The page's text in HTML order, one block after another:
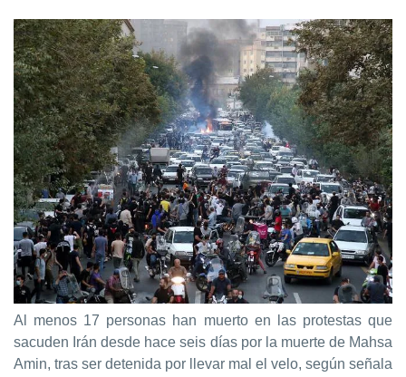
Al menos 17 personas han muerto en las protestas que
sacuden Irán desde hace seis días por la muerte de Mahsa
Amin, tras ser detenida por llevar mal el velo, según señala